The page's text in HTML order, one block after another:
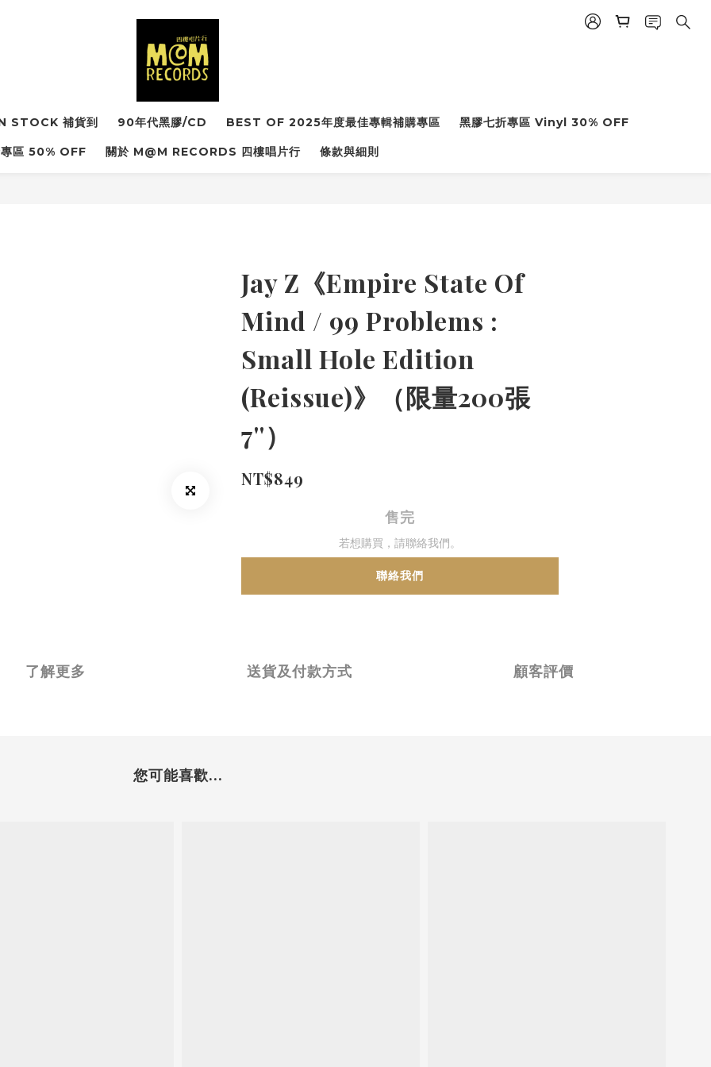
STOCK 補貨到 90年代黑膠/CD BEST OF 2025年度最佳專輯補購專區 黑膠七折專區 Vinyl 30% OFF
區 50% OFF 關於 M@M RECORDS 四樓唱片行 條款與細則
Jay Z《Empire State Of
Mind / 99 Problems :
Small Hole Edition
(Reissue)》（限量200張
7''）
NT$849
售完
若想購買，請聯絡我們。
聯絡我們
了解更多 送貨及付款方式 顧客評價
您可能喜歡...